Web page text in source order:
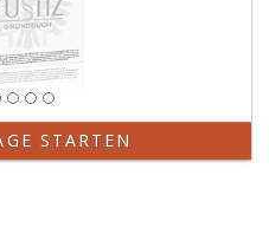
STARTEN